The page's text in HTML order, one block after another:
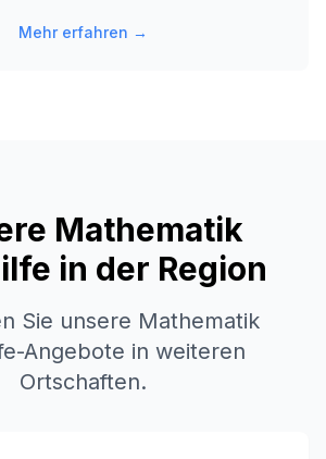
Mehr erfahren →
Mathematik
in der Region
Sie unsere Mathematik
Angebote in weiteren
Ortschaften.